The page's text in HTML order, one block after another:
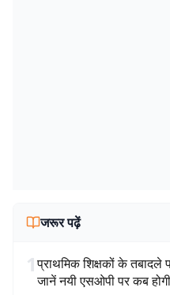
जरूर पढ़ें
1प्राथमिक शिक्षकों के तबादले
जानें नयी एसओपी पर कब